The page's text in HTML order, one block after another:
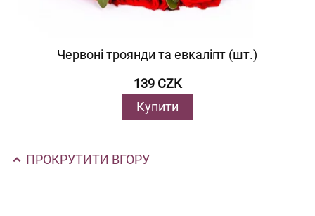
Червоні троянди та евкаліпт (шт.)
139 CZK
Купити
ПРОКРУТИТИ ВГОРУ